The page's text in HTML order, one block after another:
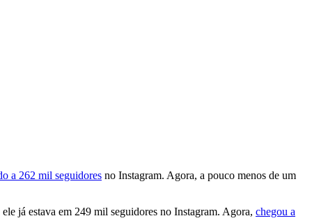
a 262 mil seguidores no Instagram. Agora, a pouco menos de um
já estava em 249 mil seguidores no Instagram. Agora, chegou a